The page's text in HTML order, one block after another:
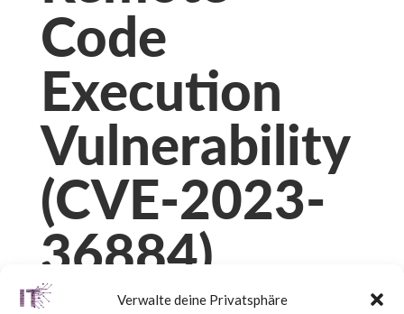
Verwalte deine Privatsphäre
Code
Execution
Vulnerability
(CVE-2023-
36884)
von 15. Juli 2023|Unkategorisiert|0 Kommentare